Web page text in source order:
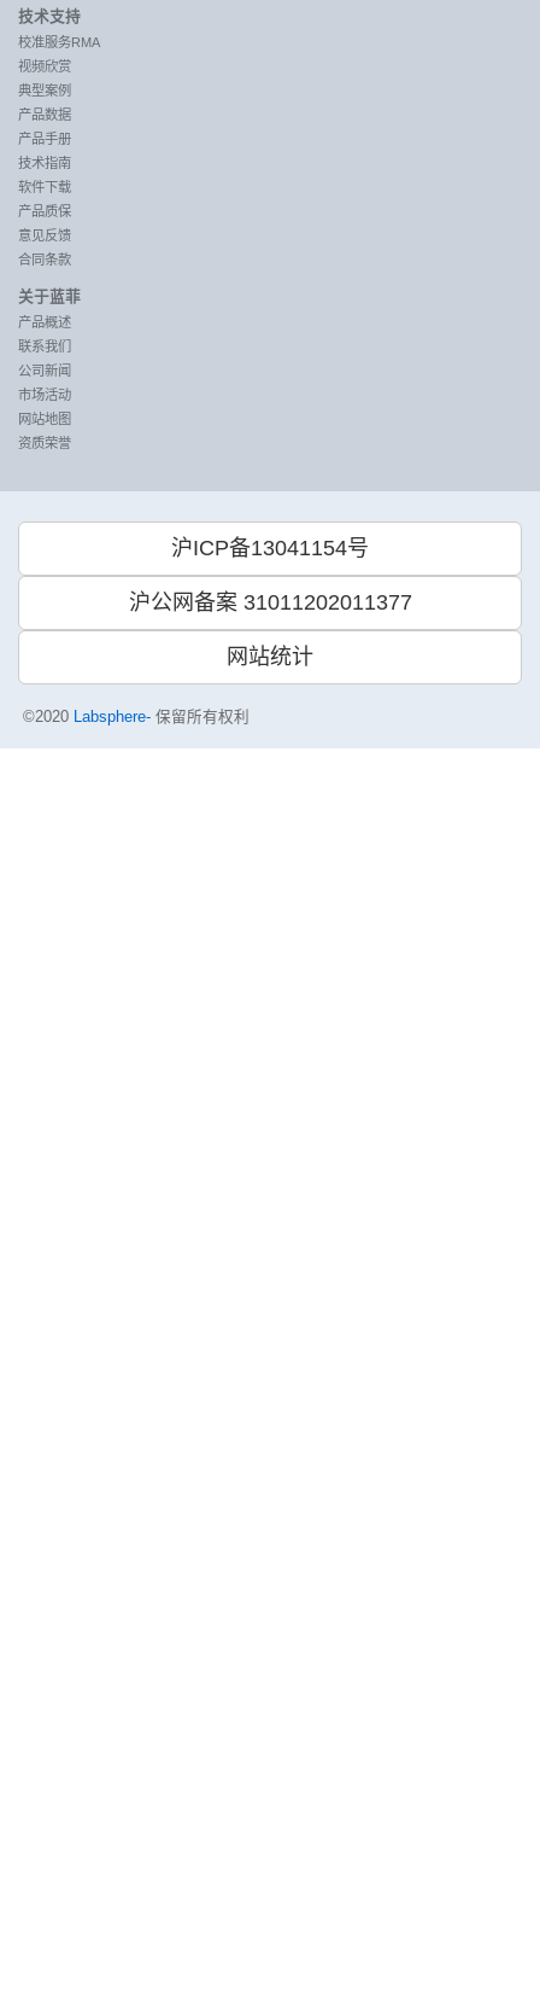
技术支持
校准服务RMA
视频欣赏
典型案例
产品数据
产品手册
技术指南
软件下载
产品质保
意见反馈
合同条款
关于蓝菲
产品概述
联系我们
公司新闻
市场活动
网站地图
资质荣誉
沪ICP备13041154号
沪公网备案 31011202011377
网站统计
©2020 Labsphere- 保留所有权利